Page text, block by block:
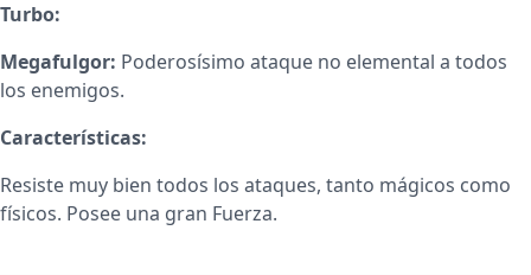
Turbo:
Megafulgor: Poderosísimo ataque no elemental a todos
los enemigos.
Características:
Resiste muy bien todos los ataques, tanto mágicos como
físicos. Posee una gran Fuerza.